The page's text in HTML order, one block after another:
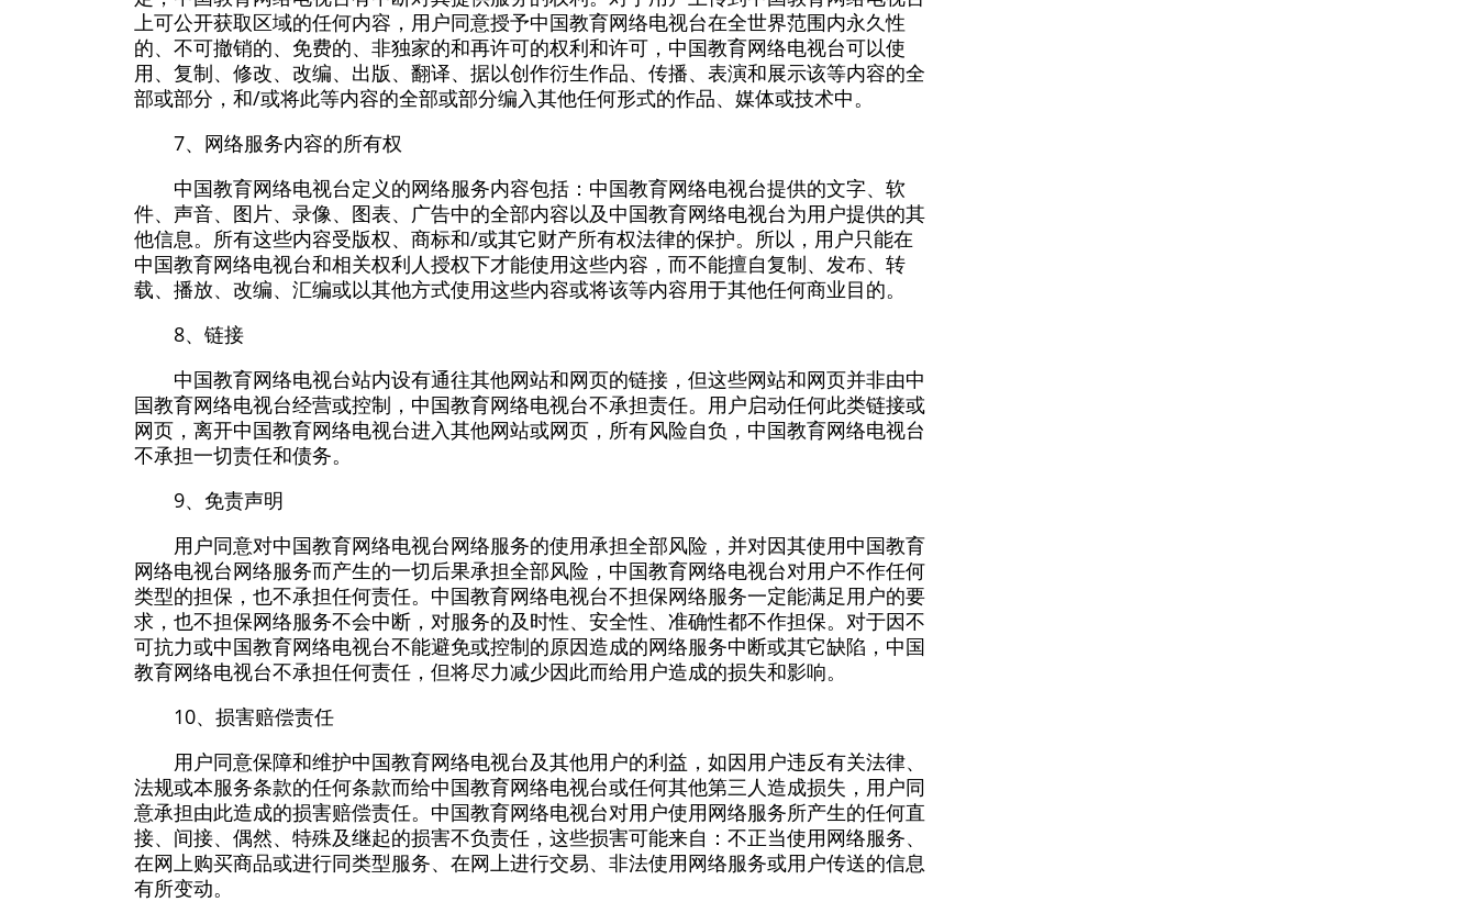
上可公开获取区域的任何内容，用户同意授予中国教育网络电视台在全世界范围内永久性
的、不可撤销的、免费的、非独家的和再许可的权利和许可，中国教育网络电视台可以使
用、复制、修改、改编、出版、翻译、据以创作衍生作品、传播、表演和展示该等内容的全
部或部分，和/或将此等内容的全部或部分编入其他任何形式的作品、媒体或技术中。
7、网络服务内容的所有权
中国教育网络电视台定义的网络服务内容包括：中国教育网络电视台提供的文字、软
件、声音、图片、录像、图表、广告中的全部内容以及中国教育网络电视台为用户提供的其
他信息。所有这些内容受版权、商标和/或其它财产所有权法律的保护。所以，用户只能在
中国教育网络电视台和相关权利人授权下才能使用这些内容，而不能擅自复制、发布、转
载、播放、改编、汇编或以其他方式使用这些内容或将该等内容用于其他任何商业目的。
8、链接
中国教育网络电视台站内设有通往其他网站和网页的链接，但这些网站和网页并非由中
国教育网络电视台经营或控制，中国教育网络电视台不承担责任。用户启动任何此类链接或
网页，离开中国教育网络电视台进入其他网站或网页，所有风险自负，中国教育网络电视台
不承担一切责任和债务。
9、免责声明
用户同意对中国教育网络电视台网络服务的使用承担全部风险，并对因其使用中国教育
网络电视台网络服务而产生的一切后果承担全部风险，中国教育网络电视台对用户不作任何
类型的担保，也不承担任何责任。中国教育网络电视台不担保网络服务一定能满足用户的要
求，也不担保网络服务不会中断，对服务的及时性、安全性、准确性都不作担保。对于因不
可抗力或中国教育网络电视台不能避免或控制的原因造成的网络服务中断或其它缺陷，中国
教育网络电视台不承担任何责任，但将尽力减少因此而给用户造成的损失和影响。
10、损害赔偿责任
用户同意保障和维护中国教育网络电视台及其他用户的利益，如因用户违反有关法律、
法规或本服务条款的任何条款而给中国教育网络电视台或任何其他第三人造成损失，用户同
意承担由此造成的损害赔偿责任。中国教育网络电视台对用户使用网络服务所产生的任何直
接、间接、偶然、特殊及继起的损害不负责任，这些损害可能来自：不正当使用网络服务、
在网上购买商品或进行同类型服务、在网上进行交易、非法使用网络服务或用户传送的信息
有所变动。